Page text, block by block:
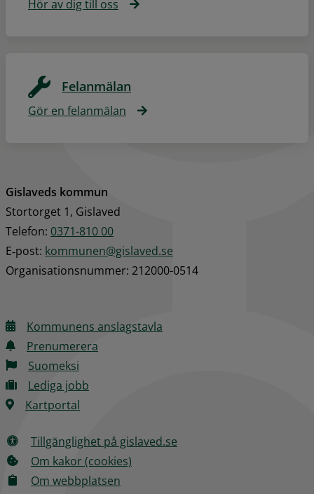
Hör av dig till oss
Felanmälan
Gör en felanmälan
Gislaveds kommun
Stortorget 1, Gislaved
Telefon: 0371-810 00
E‑post: kommunen@gislaved.se
Organisationsnummer: 212000-0514
Kommunens anslagstavla
Prenumerera
Suomeksi
Lediga jobb
Kartportal
Tillgänglighet på gislaved.se
Om kakor (cookies)
Om webbplatsen